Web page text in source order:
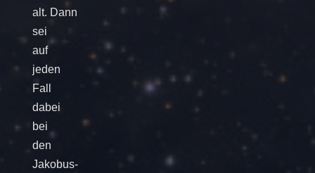
alt. Dann
sei
auf
jeden
Fall
dabei
bei
den
Jakobus-